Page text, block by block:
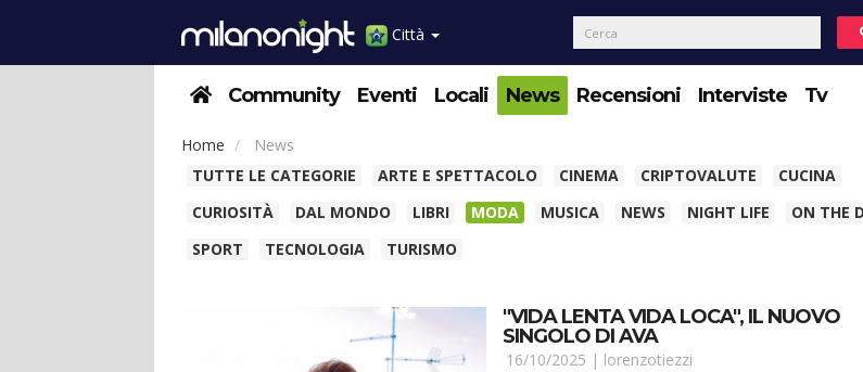
Città
Community Eventi Locali News Recensioni Interviste Tv
Home
News
TUTTE LE CATEGORIE
ARTE E SPETTACOLO CINEMA CRIPTOVALUTE
CUCINA
CURIOSITÀ
DAL MONDO LIBRI MODA MUSICA NEWS NIGHT LIFE
ON THE
SPORT
TECNOLOGIA TURISMO
"VIDA LENTA VIDA LOCA", IL NUOVO
SINGOLO DI AVA
16/10/2025 | lorenzotiezzi